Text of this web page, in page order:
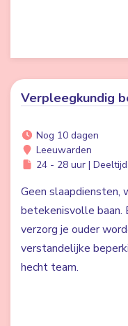
Verpleegkundig
Nog 10 dagen
Leeuwarden
24 - 28 uur |
Geen slaapdiensten,
betekenisvolle
verzorg je ouder
verstandelijke
hecht team.